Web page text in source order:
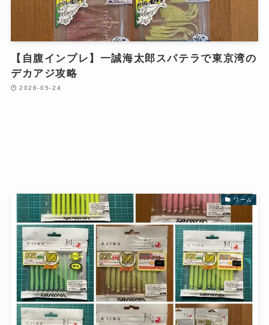
【自腹インプレ】一誠海太郎スパテラで東京湾の
デカアジ攻略
2026-05-24
ワーム